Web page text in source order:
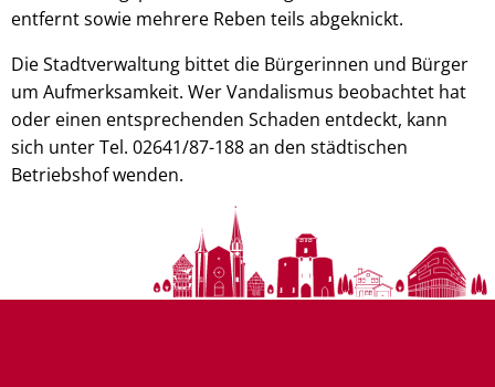
entfernt sowie mehrere Reben teils abgeknickt.
Die Stadtverwaltung bittet die Bürgerinnen und Bürger
um Aufmerksamkeit. Wer Vandalismus beobachtet hat
oder einen entsprechenden Schaden entdeckt, kann
sich unter Tel. 02641/87-188 an den städtischen
Betriebshof wenden.